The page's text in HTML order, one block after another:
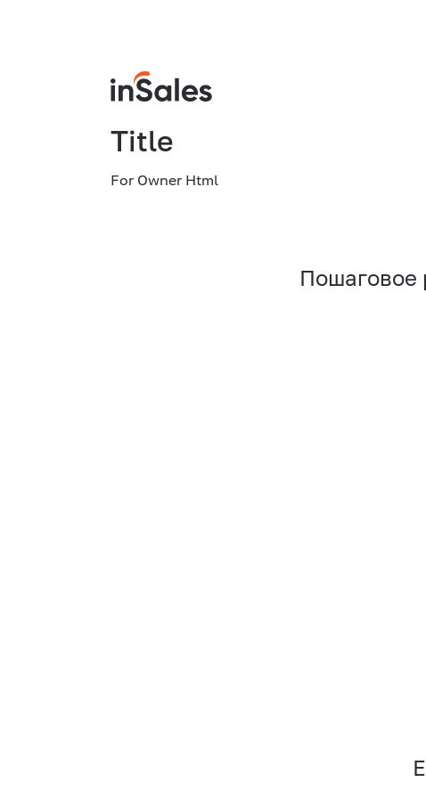
Title
For Owner Html
Пошаговое